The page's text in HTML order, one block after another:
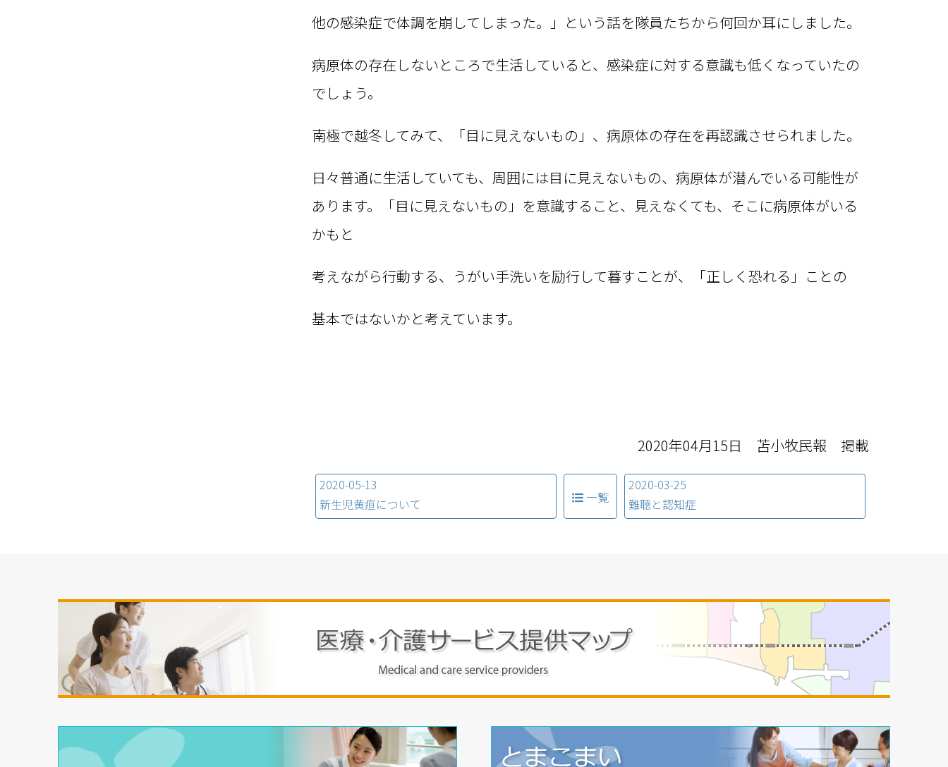
他の感染症で体調を崩してしまった。」という話を隊員たちから何回か耳にしました。
病原体の存在しないところで生活していると、感染症に対する意識も低くなっていたの
でしょう。
南極で越冬してみて、「目に見えないもの」、病原体の存在を再認識させられました。
日々普通に生活していても、周囲には目に見えないもの、病原体が潜んでいる可能性が
あります。「目に見えないもの」を意識すること、見えなくても、そこに病原体がいる
かもと
考えながら行動する、うがい手洗いを励行して暮すことが、「正しく恐れる」ことの
基本ではないかと考えています。
2020年04月15日 苫小牧民報 掲載
2020-05-13
新生児黄疸について
一覧
2020-03-25
難聴と認知症